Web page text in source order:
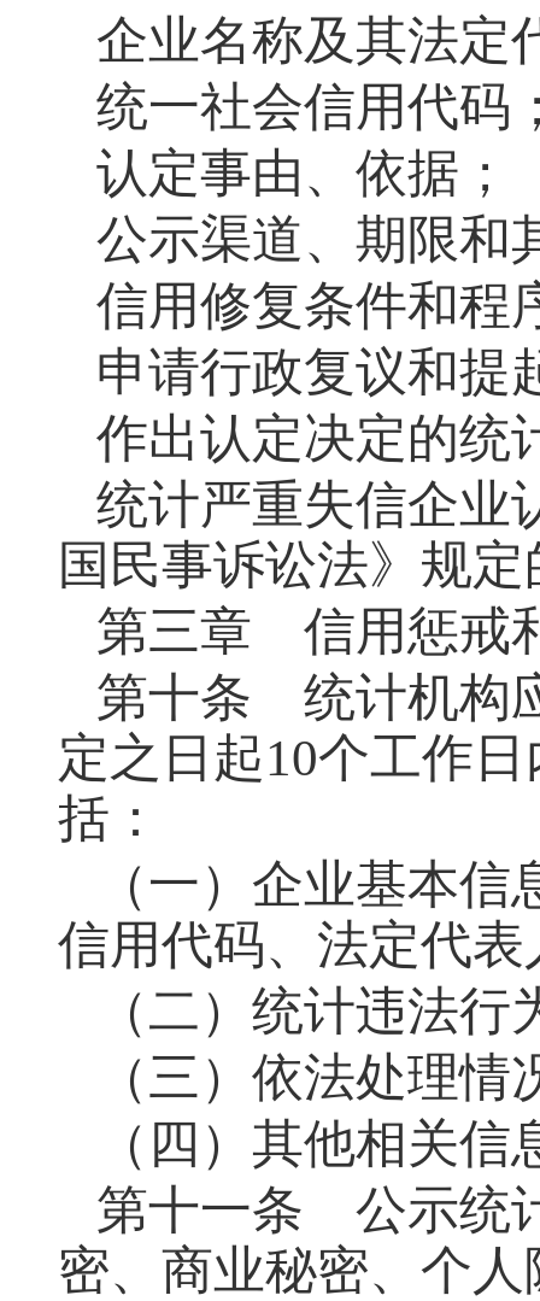
企业名称及其法定
统一社会信用代码
认定事由、依据；
公示渠道、期限和
信用修复条件和程
申请行政复议和提
作出认定决定的统
统计严重失信企业
国民事诉讼法》规
第三章 信用惩戒
第十条 统计机构
定之日起10个工作
括：
（一）企业基本
信用代码、法定代
（二）统计违法行
（三）依法处理情
（四）其他相关信
第十一条 公示统
密、商业秘密、个